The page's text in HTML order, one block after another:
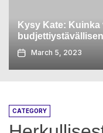
Kysy Kate:
March 5, 2023
CATEGORY